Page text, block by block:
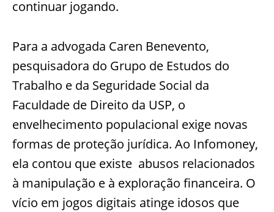
continuar jogando.
Para a advogada Caren Benevento,
pesquisadora do Grupo de Estudos do
Trabalho e da Seguridade Social da
Faculdade de Direito da USP, o
envelhecimento populacional exige novas
formas de proteção jurídica. Ao Infomoney,
ela contou que existe abusos relacionados
à manipulação e à exploração financeira. O
vício em jogos digitais atinge idosos que